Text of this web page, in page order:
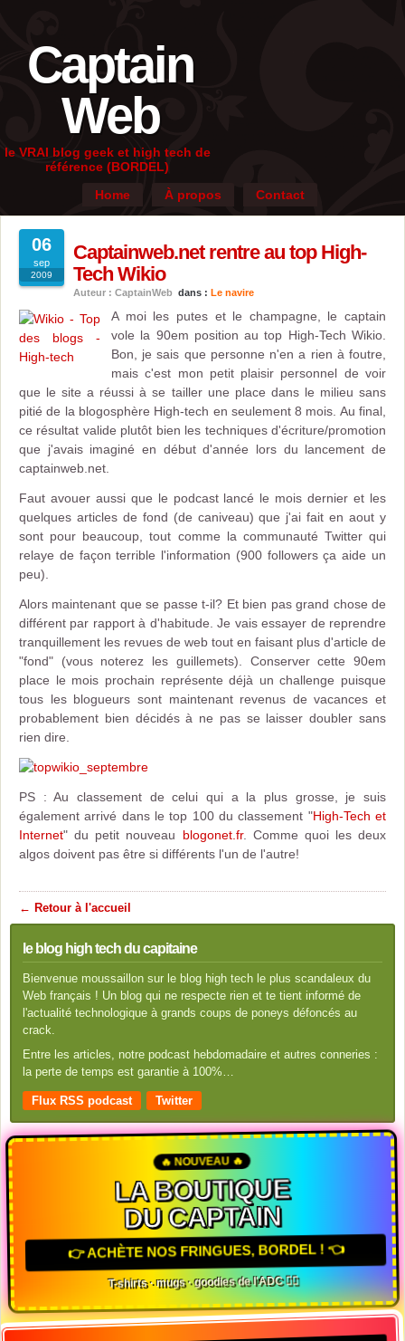
Captain
Web
le VRAI blog geek et high tech de
référence (BORDEL)
Home
À propos Contact
06
sep
2009
Captainweb.net rentre au top High-
Tech Wikio
Auteur : CaptainWeb dans : Le navire
A moi les putes et le champagne, le captain
vole la 90em position au top High-Tech Wikio.
Bon, je sais que personne n'en a rien à foutre,
mais c'est mon petit plaisir personnel de voir
que le site a réussi à se tailler une place dans le milieu sans
pitié de la blogosphère High-tech en seulement 8 mois. Au final,
ce résultat valide plutôt bien les techniques d'écriture/promotion
que j'avais imaginé en début d'année lors du lancement de
captainweb.net.
Faut avouer aussi que le podcast lancé le mois dernier et les
quelques articles de fond (de caniveau) que j'ai fait en aout y
sont pour beaucoup, tout comme la communauté Twitter qui
relaye de façon terrible l'information (900 followers ça aide un
peu).
Alors maintenant que se passe t-il? Et bien pas grand chose de
différent par rapport à d'habitude. Je vais essayer de reprendre
tranquillement les revues de web tout en faisant plus d'article de
"fond" (vous noterez les guillemets). Conserver cette 90em
place le mois prochain représente déjà un challenge puisque
tous les blogueurs sont maintenant revenus de vacances et
probablement bien décidés à ne pas se laisser doubler sans
rien dire.
PS : Au classement de celui qui a la plus grosse, je suis
également arrivé dans le top 100 du classement "High-Tech et
Internet" du petit nouveau blogonet.fr. Comme quoi les deux
algos doivent pas être si différents l'un de l'autre!
← Retour à l'accueil
le blog high tech du capitaine
Bienvenue moussaillon sur le blog high tech le plus scandaleux du
Web français ! Un blog qui ne respecte rien et te tient informé de
l'actualité technologique à grands coups de poneys défoncés au
crack.
Entre les articles, notre podcast hebdomadaire et autres conneries :
la perte de temps est garantie à 100%…
Flux RSS podcast Twitter
🔥 NOUVEAU 🔥
LA BOUTIQUE
DU CAPTAIN
👉 ACHÈTE NOS FRINGUES, BORDEL ! 👈
T-shirts · mugs · goodies de l'ADC 🏴‍☠️